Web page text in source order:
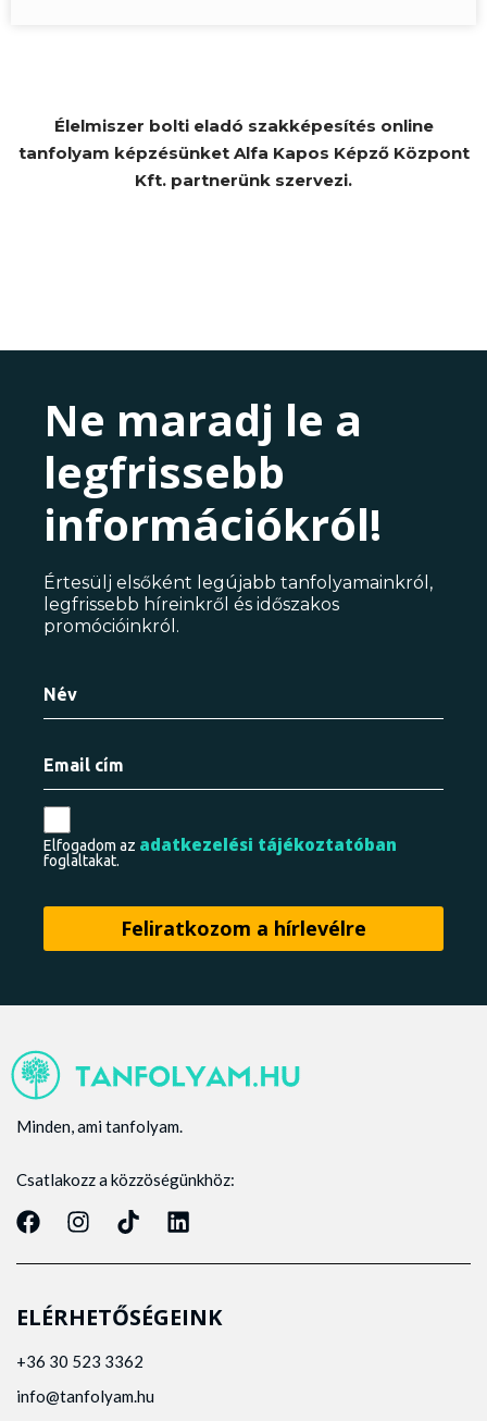
Élelmiszer bolti eladó szakképesítés online
tanfolyam képzésünket Alfa Kapos Képző Központ
Kft. partnerünk szervezi.
Ne maradj le a
legfrissebb
információkról!
Értesülj elsőként legújabb tanfolyamainkról,
legfrissebb híreinkről és időszakos
promócióinkról.
Elfogadom az adatkezelési tájékoztatóban
foglaltakat.
Minden, ami tanfolyam.
Csatlakozz a közzöségünkhöz:
ELÉRHETŐSÉGEINK
+36 30 523 3362
info@tanfolyam.hu